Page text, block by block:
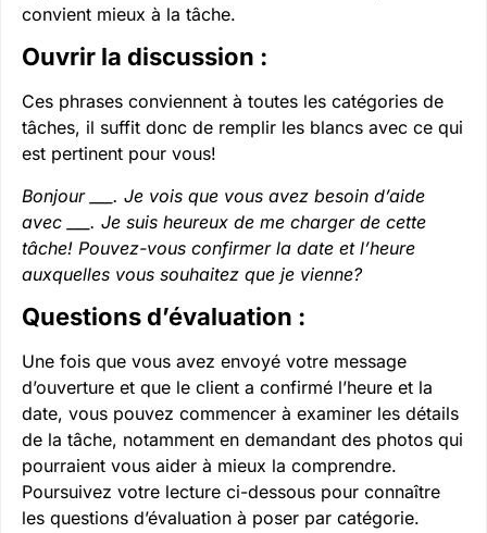
convient mieux à la tâche.
Ouvrir la discussion :
Ces phrases conviennent à toutes les catégories de
tâches, il suffit donc de remplir les blancs avec ce qui
est pertinent pour vous!
Bonjour ___. Je vois que vous avez besoin d’aide
avec ___. Je suis heureux de me charger de cette
tâche! Pouvez-vous confirmer la date et l’heure
auxquelles vous souhaitez que je vienne?
Questions d’évaluation :
Une fois que vous avez envoyé votre message
d’ouverture et que le client a confirmé l’heure et la
date, vous pouvez commencer à examiner les détails
de la tâche, notamment en demandant des photos qui
pourraient vous aider à mieux la comprendre.
Poursuivez votre lecture ci-dessous pour connaître
les questions d’évaluation à poser par catégorie.